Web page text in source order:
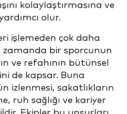
kolaylaştırmasına ve
olur.
işlemeden çok daha
zamanda bir sporcunun
ve refahının bütünsel
de kapsar. Buna
izlenmesi, sakatlıkların
ruh sağlığı ve kariyer